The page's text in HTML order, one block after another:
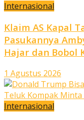
Internasional
Klaim AS Kapal
Pasukannya
Hajar dan Bobol
1 Agustus 2026
Internasional